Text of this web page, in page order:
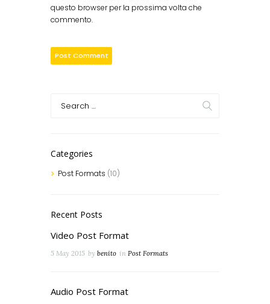
questo browser per la prossima volta che
commento.
Categories
Post Formats (10)
Recent Posts
Video Post Format
5 May 2015 by benito in Post Formats
Audio Post Format